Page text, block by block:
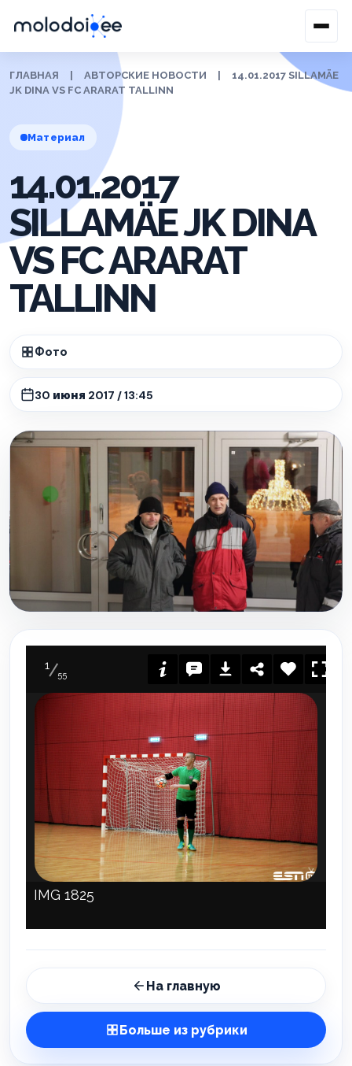
ГЛАВНАЯ АВТОРСКИЕ НОВОСТИ
14.01.2017 SILLAMÄE
JK DINA VS FC ARARAT TALLINN
Материал
14.01.2017
SILLAMÄE JK DINA
VS FC ARARAT
TALLINN
Фото
30 июня 2017 / 13:45
1
55
IMG 1825
На главную
Больше из рубрики